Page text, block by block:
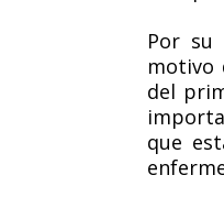
Por su
motivo
del
que